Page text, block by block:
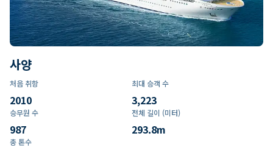
사양
처음 취항
2010
최대 승객 수
3,223
승무원 수
987
전체 길이 (미터)
293.8m
총 톤수